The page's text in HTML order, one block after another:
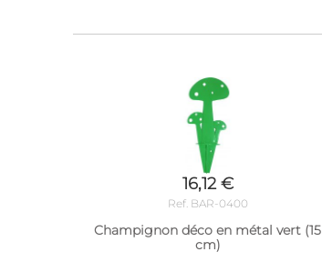
16,12 €
Ref. BAR-0400
Champignon déco en métal vert (15
cm)